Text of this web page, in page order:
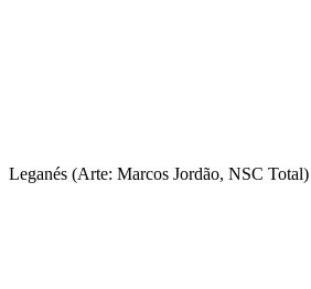
Leganés (Arte: Marcos Jordão, NSC Total)